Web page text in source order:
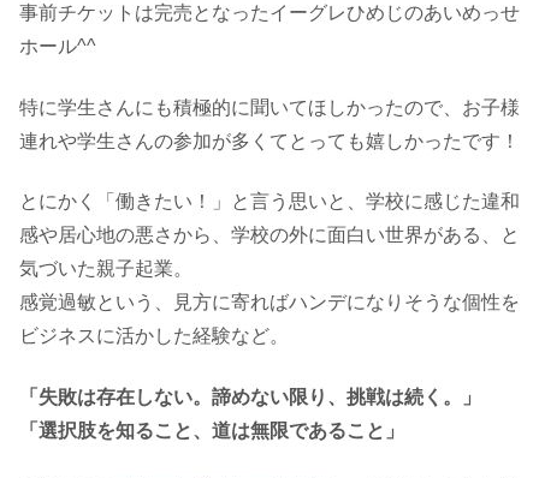
事前チケットは完売となったイーグレひめじのあいめっせ
ホール^^
特に学生さんにも積極的に聞いてほしかったので、お子様
連れや学生さんの参加が多くてとっても嬉しかったです！
とにかく「働きたい！」と言う思いと、学校に感じた違和
感や居心地の悪さから、学校の外に面白い世界がある、と
気づいた親子起業。
感覚過敏という、見方に寄ればハンデになりそうな個性を
ビジネスに活かした経験など。
「失敗は存在しない。諦めない限り、挑戦は続く。」
「選択肢を知ること、道は無限であること」